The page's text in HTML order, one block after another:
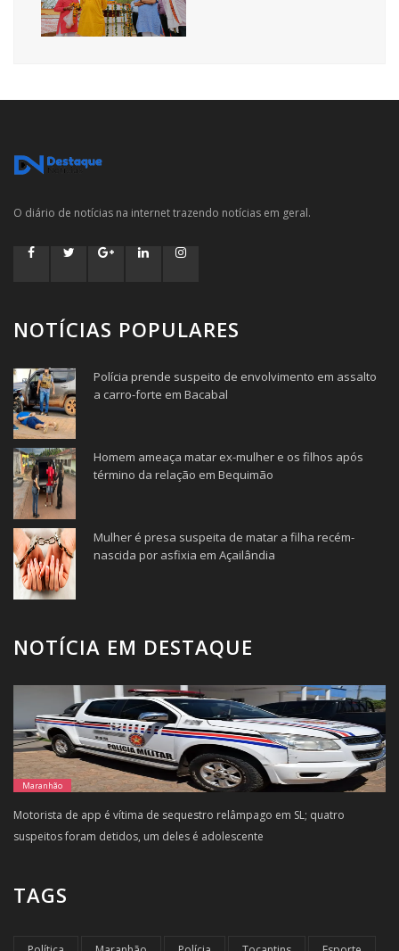
O diário de notícias na internet trazendo notícias em geral.
NOTÍCIAS POPULARES
Polícia prende suspeito de envolvimento em assalto
a carro-forte em Bacabal
Homem ameaça matar ex-mulher e os filhos após
término da relação em Bequimão
Mulher é presa suspeita de matar a filha recém-
nascida por asfixia em Açailândia
NOTÍCIA EM DESTAQUE
Maranhão
Motorista de app é vítima de sequestro relâmpago em SL; quatro
suspeitos foram detidos, um deles é adolescente
TAGS